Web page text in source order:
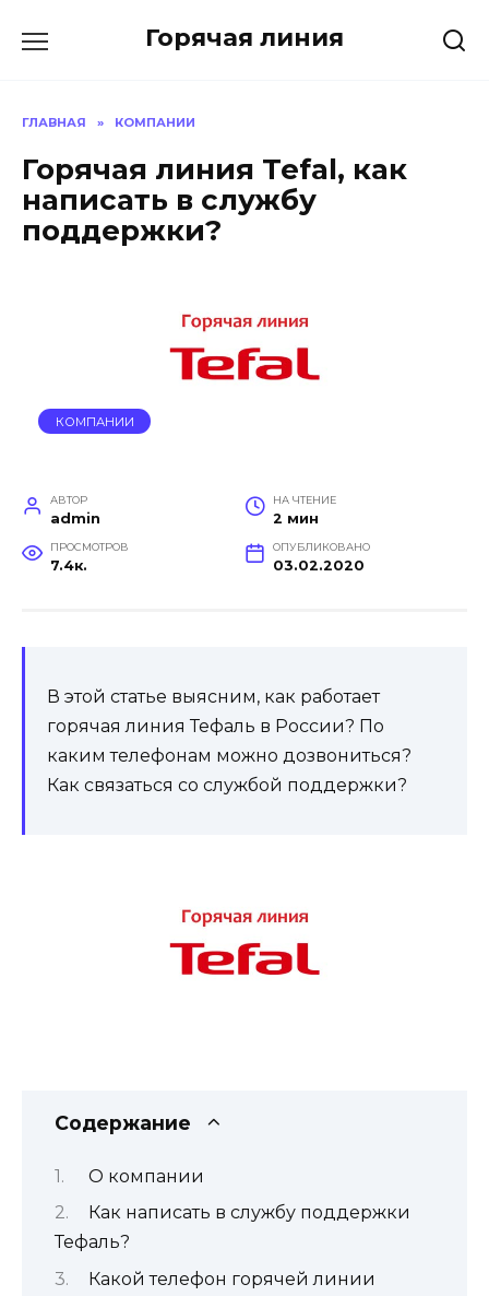
Горячая линия
ГЛАВНАЯ » КОМПАНИИ
Горячая линия Tefal, как
написать в службу
поддержки?
КОМПАНИИ
АВТОР
admin
НА ЧТЕНИЕ
2 мин
ПРОСМОТРОВ
7.4к.
ОПУБЛИКОВАНО
03.02.2020
В этой статье выясним, как работает
горячая линия Тефаль в России? По
каким телефонам можно дозвониться?
Как связаться со службой поддержки?
Содержание
О компании
Как написать в службу поддержки
Тефаль?
Какой телефон горячей линии